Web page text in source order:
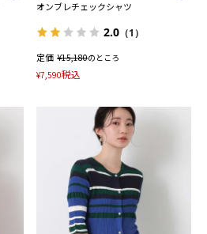
オンブレチェックシャツ
2.0 （1）
定価 ¥15,180のところ
¥7,590税込